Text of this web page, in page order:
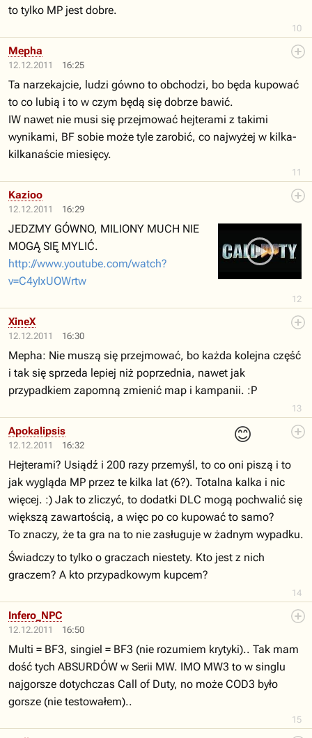
10
to tylko MP jest dobre.
12.12.2011 16:25
11
Mepha
Ta narzekajcie, ludzi gówno to obchodzi, bo będa kupować
to co lubią i to w czym będą się dobrze bawić.
IW nawet nie musi się przejmować hejterami z takimi
wynikami, BF sobie może tyle zarobić, co najwyżej w kilka-
kilkanaście miesięcy.
12.12.2011 16:29
12
Kazioo
JEDZMY GÓWNO, MILIONY MUCH NIE
MOGĄ SIĘ MYLIĆ.
http://www.youtube.com/watch?
v=C4yIxUOWrtw
12.12.2011 16:30
13
XineX
Mepha: Nie muszą się przejmować, bo każda kolejna część
i tak się sprzeda lepiej niż poprzednia, nawet jak
przypadkiem zapomną zmienić map i kampanii. :P
12.12.2011 16:32
😊
14
Apokalipsis
Hejterami? Usiądź i 200 razy przemyśl, to co oni piszą i to
jak wygląda MP przez te kilka lat (6?). Totalna kalka i nic
więcej. :) Jak to zliczyć, to dodatki DLC mogą pochwalić się
większą zawartością, a więc po co kupować to samo?
To znaczy, że ta gra na to nie zasługuje w żadnym wypadku.
Świadczy to tylko o graczach niestety. Kto jest z nich
graczem? A kto przypadkowym kupcem?
12.12.2011 16:50
15
Infero_NPC
Multi = BF3, singiel = BF3 (nie rozumiem krytyki).. Tak mam
dość tych ABSURDÓW w Serii MW. IMO MW3 to w singlu
najgorsze dotychczas Call of Duty, no może COD3 było
gorsze (nie testowałem)..